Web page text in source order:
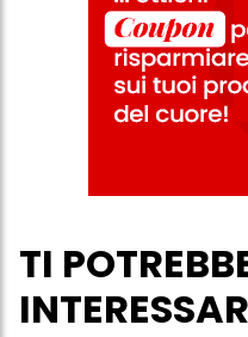
TI
più degli scopi sopra
acconsenti all'uso dei cookie
personali per tutte le finalità
verranno utilizzati solo i
questo sito web.